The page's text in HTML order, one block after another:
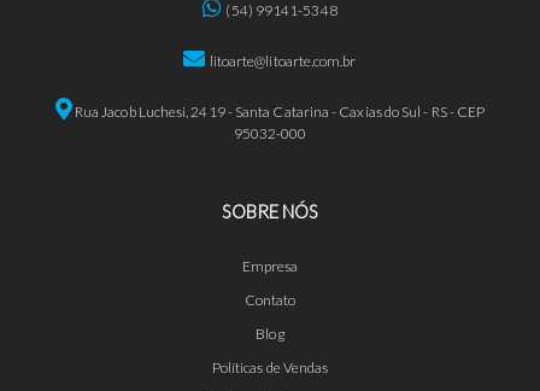
(54) 99141-5348
litoarte@litoarte.com.br
Rua Jacob Luchesi, 2419 - Santa Catarina - Caxias do Sul - RS - CEP
95032-000
SOBRE NÓS
Empresa
Contato
Blog
Políticas de Vendas